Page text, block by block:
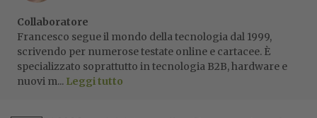
Collaboratore
Francesco segue il mondo della tecnologia dal 1999,
scrivendo per numerose testate online e cartacee. È
specializzato soprattutto in tecnologia B2B, hardware e
nuovi m... Leggi tutto